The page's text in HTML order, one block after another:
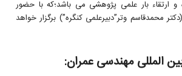
ارتقاء بار علمی پژوهشی می باشد؛که با حضور
محمدقاسم وتر”دبیرعلمی کنگره”) برگزار خواهد
المللی مهندسی عمران: